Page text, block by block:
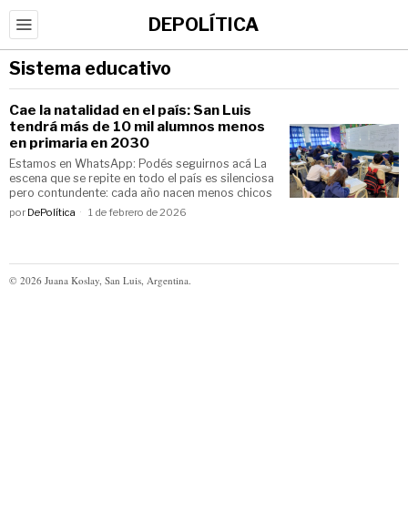
DEPOLÍTICA
Sistema educativo
Cae la natalidad en el país: San Luis
tendrá más de 10 mil alumnos menos
en primaria en 2030
Estamos en WhatsApp: Podés seguirnos acá La
escena que se repite en todo el país es silenciosa
pero contundente: cada año nacen menos chicos
por DePolítica 1 de febrero de 2026
© 2026 Juana Koslay, San Luis, Argentina.